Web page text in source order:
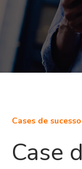
Cases de sucesso
Case